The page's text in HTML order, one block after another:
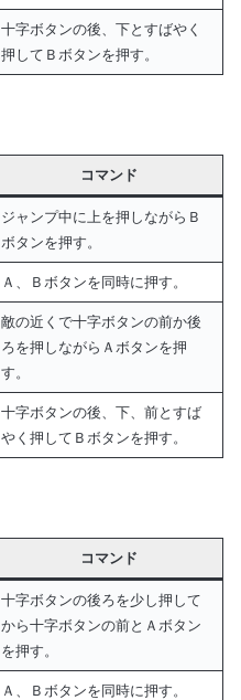
十字ボタンの後、下とすばやく
押してＢボタンを押す。
コマンド
ジャンプ中に上を押しながらＢ
ボタンを押す。
Ａ、Ｂボタンを同時に押す。
敵の近くで十字ボタンの前か後
ろを押しながらＡボタンを押
す。
十字ボタンの後、下、前とすば
やく押してＢボタンを押す。
コマンド
十字ボタンの後ろを少し押して
から十字ボタンの前とＡボタン
を押す。
Ａ、Ｂボタンを同時に押す。